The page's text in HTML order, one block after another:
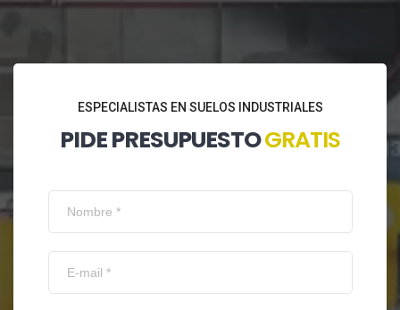
ESPECIALISTAS EN SUELOS INDUSTRIALES
PIDE PRESUPUESTOGRATIS